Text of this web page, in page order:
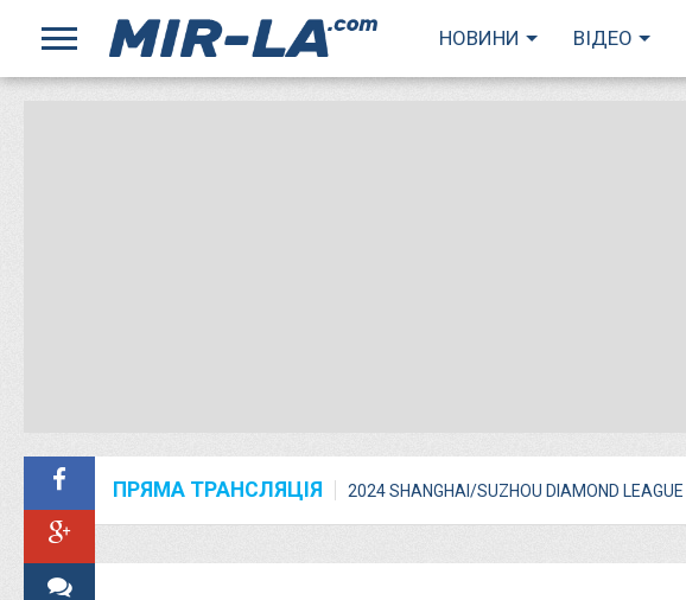
НОВИНИ ВІДЕО
ПРЯМА ТРАНСЛЯЦІЯ 2024 SHANGHAI/SUZHOU DIAMOND LEAGUE